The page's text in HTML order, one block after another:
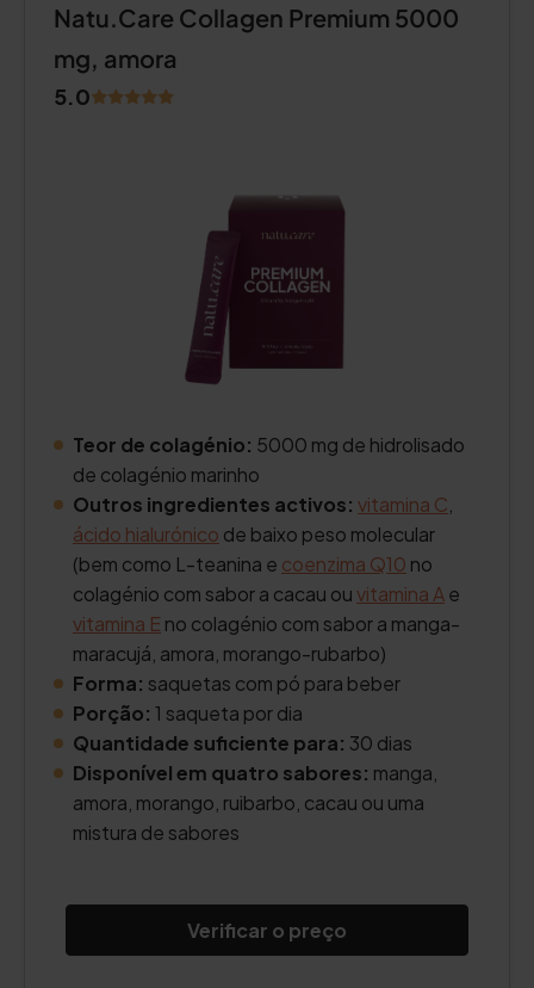
Natu.Care Collagen Premium 5000
mg, amora
5.0
Teor de colagénio: 5000 mg de hidrolisado
de colagénio marinho
Outros ingredientes activos: vitamina C,
ácido hialurónico de baixo peso molecular
(bem como L-teanina e coenzima Q10 no
colagénio com sabor a cacau ouvitamina Ae
vitamina E no colagénio com sabor a manga-
maracujá, amora, morango-rubarbo)
Forma: saquetas com pó para beber
Porção: 1 saqueta por dia
Quantidade suficiente para: 30 dias
Disponível em quatro sabores: manga,
amora, morango, ruibarbo, cacau ou uma
mistura de sabores
Verificar o preço